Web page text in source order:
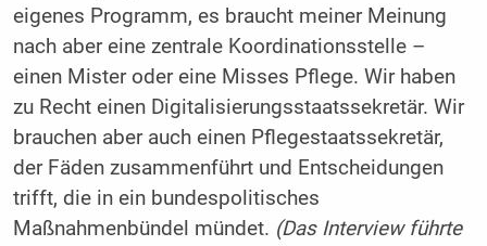
eigenes Programm, es braucht meiner Meinung
nach aber eine zentrale Koordinationsstelle –
einen Mister oder eine Misses Pflege. Wir haben
zu Recht einen Digitalisierungsstaatssekretär. Wir
brauchen aber auch einen Pflegestaatssekretär,
der Fäden zusammenführt und Entscheidungen
trifft, die in ein bundespolitisches
Maßnahmenbündel mündet. (Das Interview führte